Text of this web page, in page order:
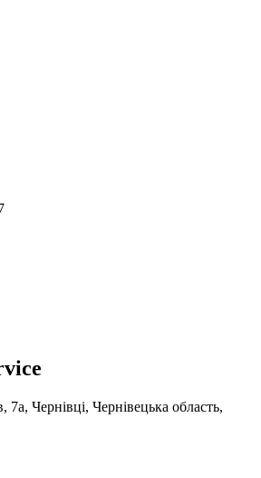
Чернівці, Чернівецька область,